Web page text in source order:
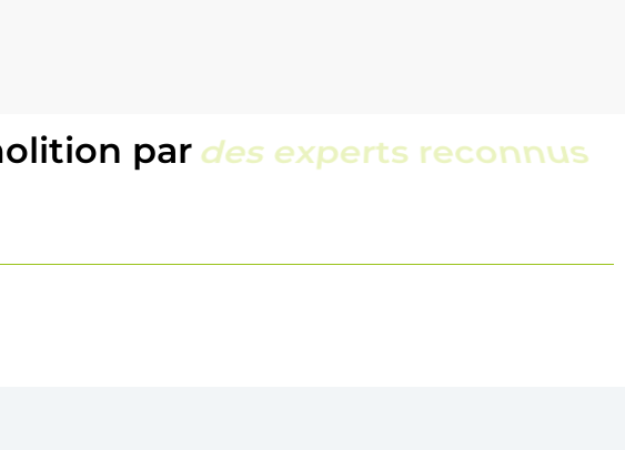
par une équipe locale